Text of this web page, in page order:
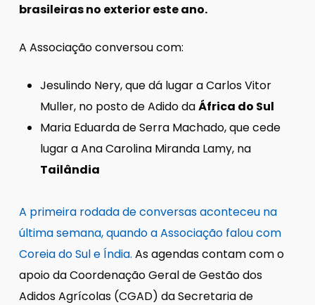
brasileiras no exterior este ano.
A Associação conversou com:
Jesulindo Nery, que dá lugar a Carlos Vitor
Muller, no posto de Adido daÁfrica do Sul
Maria Eduarda de Serra Machado, que cede
lugar a Ana Carolina Miranda Lamy, na
Tailândia
A primeira rodada de conversas aconteceu na
última semana, quando a Associação falou com
Coreia do Sul e Índia. As agendas contam com o
apoio da Coordenação Geral de Gestão dos
Adidos Agrícolas (CGAD) da Secretaria de